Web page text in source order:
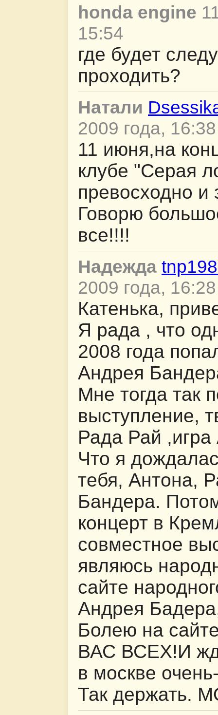
honda engine
15:54
где будет
проходить?
Натали
2009 года, 16:38
11 июня,на
клубе "Серая
превосходно и
Говорю
все!!!!
Надежда
2009 года, 16:28
Катенька,
Я рада , что
2008 года
Андрея
Мне тогда так
выступление,
Рада Рай
Что я
тебя, Антона,
Бандера.
концерт в
совместное
являюсь
сайте
Андрея
Болею на
ВАС ВСЕХ!И
в москве
Так держать.